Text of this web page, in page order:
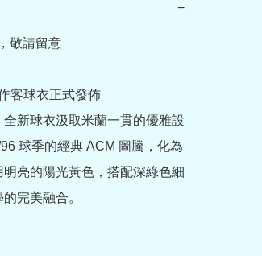
−
敬請留意
客球衣正式發佈
新球衣汲取米蘭一貫的優雅設
球季的經典 ACM 圖騰，化為
亮的陽光黃色，搭配深綠色細
完美融合。